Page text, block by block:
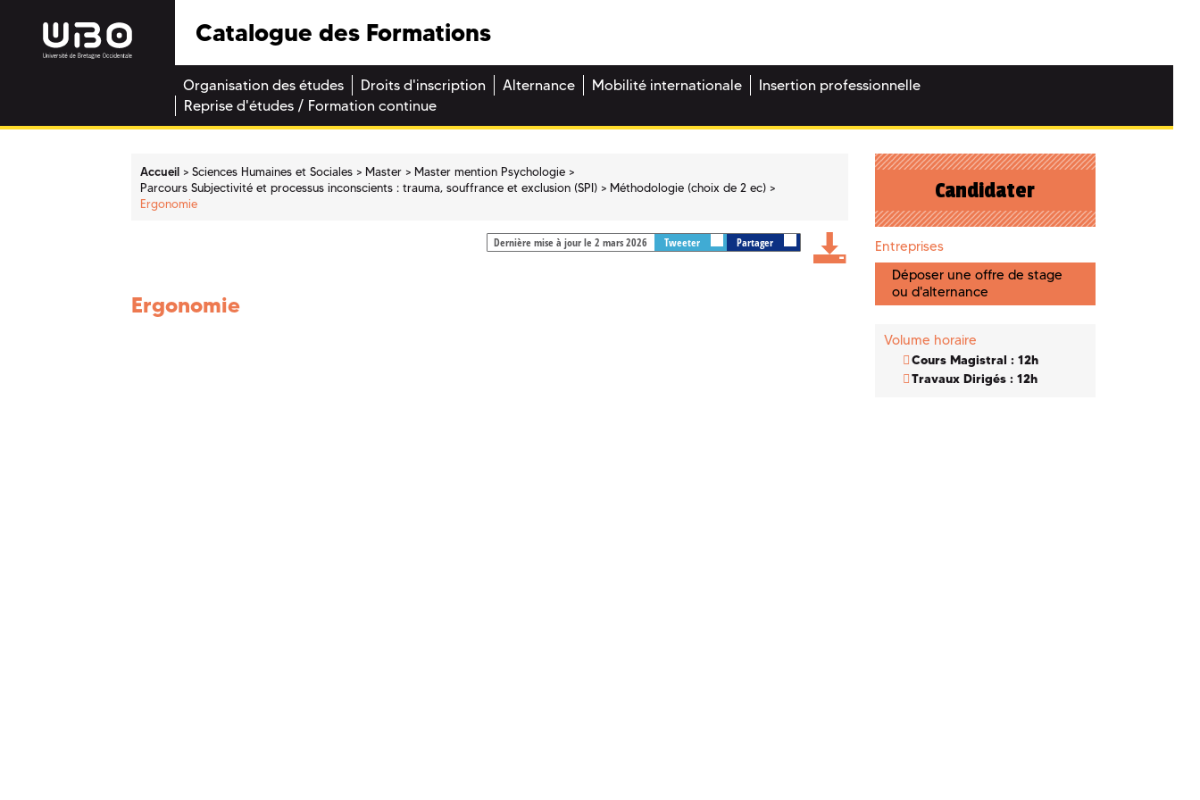
Catalogue des Formations
Organisation des études Droits d'inscription Alternance Mobilité internationale
Insertion professionnelle
Reprise d'études / Formation continue
Accueil Sciences Humaines et Sociales Master
Master mention Psychologie
Parcours Subjectivité et processus inconscients : trauma, souffrance et exclusion (SPI)
Méthodologie (choix de 2 ec)
Ergonomie
Dernière mise à jour le 2 mars 2026 Tweeter Partager
Ergonomie
Candidater
Entreprises
Déposer une offre de stage
ou d'alternance
Volume horaire
Cours Magistral : 12h
Travaux Dirigés : 12h